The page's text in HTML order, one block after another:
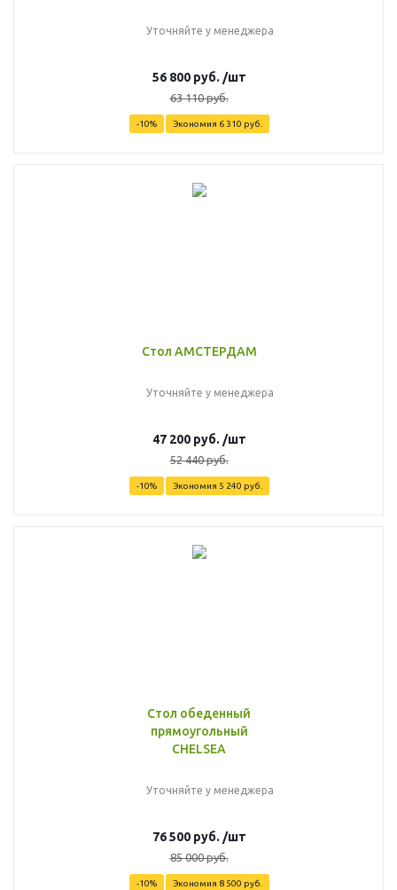
Уточняйте у менеджера
56 800руб. /шт
63 110руб.
-10% Экономия 6 310 руб.
Стол АМСТЕРДАМ
Уточняйте у менеджера
47 200руб. /шт
52 440руб.
-10% Экономия 5 240 руб.
Стол обеденный
прямоугольный
CHELSEA
Уточняйте у менеджера
76 500руб. /шт
85 000руб.
-10% Экономия 8 500 руб.